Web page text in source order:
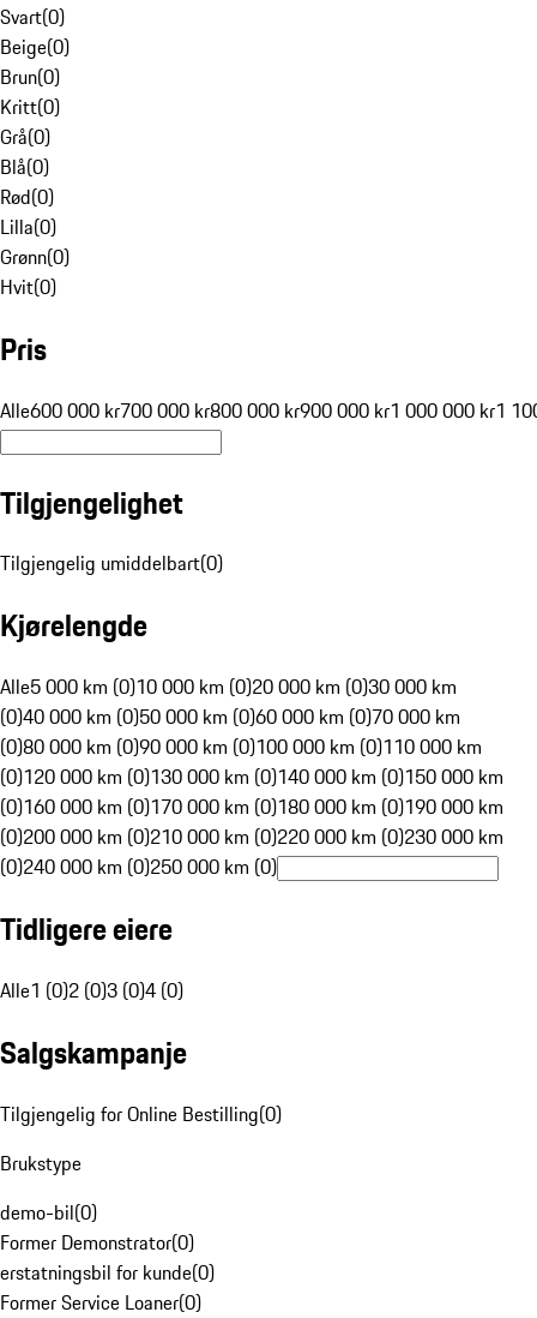
Svart(0)
Beige(0)
Brun(0)
Kritt(0)
Grå(0)
Blå(0)
Rød(0)
Lilla(0)
Grønn(0)
Hvit(0)
Pris
Alle600 000 kr700 000 kr800 000 kr900 000 kr1 000 000 kr1
Tilgjengelighet
Tilgjengelig umiddelbart(0)
Kjørelengde
Alle5 000 km (0)10 000 km (0)20 000 km (0)30 000 km
(0)40 000 km (0)50 000 km (0)60 000 km (0)70 000 km
(0)80 000 km (0)90 000 km (0)100 000 km (0)110 000 km
(0)120 000 km (0)130 000 km (0)140 000 km (0)150 000 km
(0)160 000 km (0)170 000 km (0)180 000 km (0)190 000 km
(0)200 000 km (0)210 000 km (0)220 000 km (0)230 000 km
(0)240 000 km (0)250 000 km (0)
Tidligere eiere
Alle1 (0)2 (0)3 (0)4 (0)
Salgskampanje
Tilgjengelig for Online Bestilling(0)
Brukstype
demo-bil(0)
Former Demonstrator(0)
erstatningsbil for kunde(0)
Former Service Loaner(0)